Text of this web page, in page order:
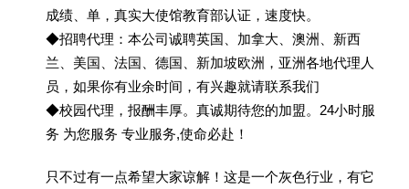
成绩、单，真实大使馆教育部认证，速度快。
◆招聘代理：本公司诚聘英国、加拿大、澳洲、新西
兰、美国、法国、德国、新加坡欧洲，亚洲各地代理人
员，如果你有业余时间，有兴趣就请联系我们
◆校园代理，报酬丰厚。真诚期待您的加盟。24小时服
务 为您服务 专业服务,使命必赴！
只不过有一点希望大家谅解！这是一个灰色行业，有它